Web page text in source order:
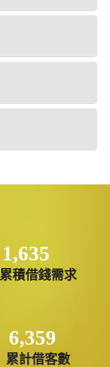
1,635
累積借錢需求
6,359
累計借客數